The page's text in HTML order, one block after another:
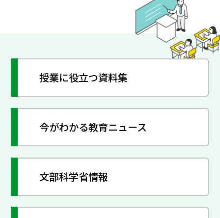
授業に役立つ資料集
今がわかる教育ニュース
文部科学省情報